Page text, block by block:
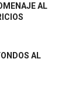
AL
AL